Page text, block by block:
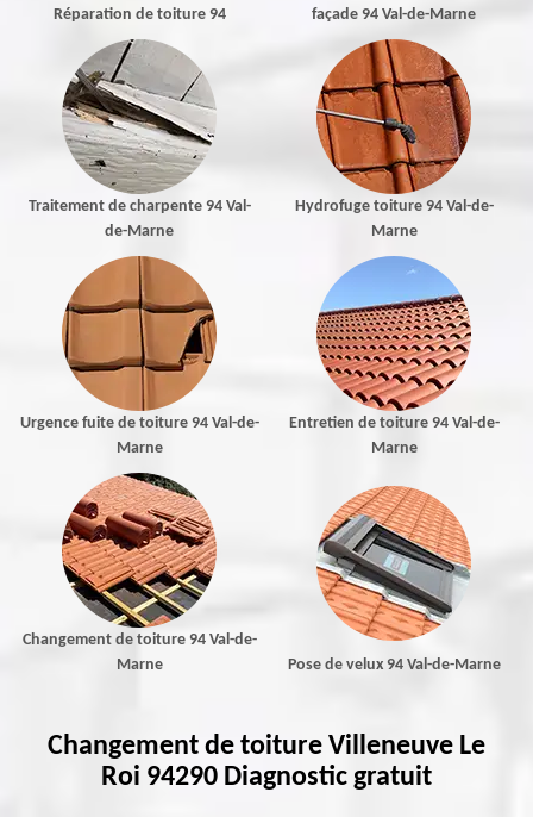
Réparation de toiture 94
façade 94 Val-de-Marne
Traitement de charpente 94 Val-
de-Marne
Hydrofuge toiture 94 Val-de-
Marne
Urgence fuite de toiture 94 Val-de-
Marne
Entretien de toiture 94 Val-de-
Marne
Changement de toiture 94 Val-de-
Marne
Pose de velux 94 Val-de-Marne
Changement de toiture Villeneuve Le
Roi 94290 Diagnostic gratuit